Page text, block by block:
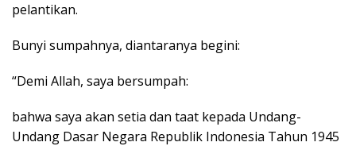
pelantikan.
Bunyi sumpahnya, diantaranya begini:
“Demi Allah, saya bersumpah:
bahwa saya akan setia dan taat kepada Undang-
Undang Dasar Negara Republik Indonesia Tahun 1945